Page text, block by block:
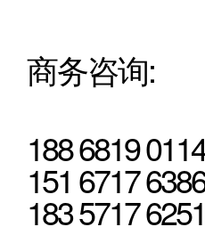
商务咨询:
188 6819
151 6717
183 5717